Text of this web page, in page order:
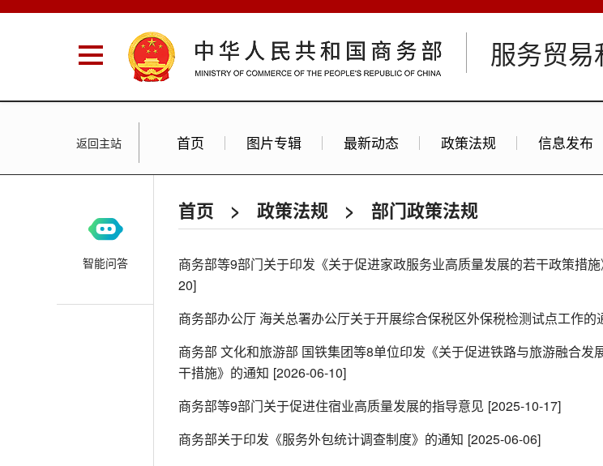
服务贸
返回主站 首页 图片专辑 最新动态 政策法规 信息发布
首页 > 政策法规 > 部门政策法规
商务部等9部门关于印发《关于促进家政服务业高质量发展的若干政策措
20]
商务部办公厅 海关总署办公厅关于开展综合保税区外保税检测试点工作的
商务部 文化和旅游部 国铁集团等8单位印发《关于促进铁路与旅游融合发
干措施》的通知 [2026-06-10]
商务部等9部门关于促进住宿业高质量发展的指导意见 [2025-10-17]
商务部关于印发《服务外包统计调查制度》的通知 [2025-06-06]
智能问答